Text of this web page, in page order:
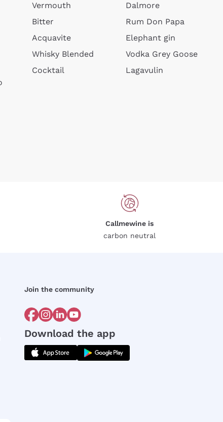
Vermouth
Bitter
Acquavite
Whisky Blended
Cocktail
Dalmore
Rum Don Papa
Elephant gin
Vodka Grey Goose
Lagavulin
Callmewine is
carbon neutral
Join the community
Download the app